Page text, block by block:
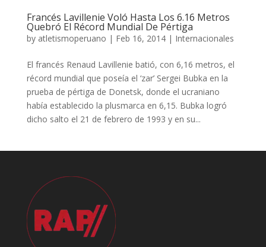
Francés Lavillenie Voló Hasta Los 6.16 Metros
Quebró El Récord Mundial De Pértiga
by atletismoperuano | Feb 16, 2014| Internacionales
El francés Renaud Lavillenie batió, con 6,16 metros, el
récord mundial que poseía el ‘zar’ Sergei Bubka en la
prueba de pértiga de Donetsk, donde el ucraniano
había establecido la plusmarca en 6,15. Bubka logró
dicho salto el 21 de febrero de 1993 y en su...